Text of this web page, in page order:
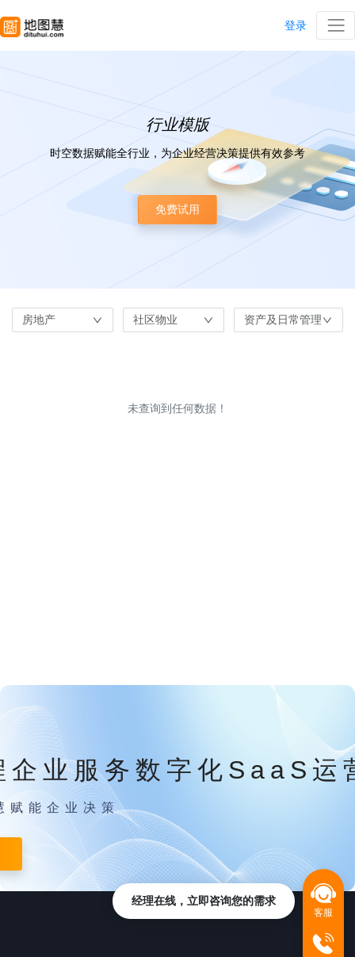
登录
行业模版
时空数据赋能全行业，为企业经营决策提供有效参考
免费试用
房地产 社区物业 资产及日常管理
未查询到任何数据！
企业服务数字化SaaS运
赋能企业决策
客服
经理在线，立即咨询您的需求